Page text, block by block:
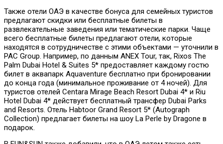
Также отели ОАЭ в качестве бонуса для семейных туристов
предлагают скидки или бесплатные билеты в
развлекательные заведения или тематические парки. Чаще
всего бесплатные билеты предлагают отели, которые
находятся в сотрудничестве с этими объектами — уточнили в
PAC Group. Например, по данным ANEX Tour, так, Rixos The
Palm Dubai Hotel & Suites 5* предоставляет каждому гостю
билет в аквапарк Aquaventure бесплатно при бронировании
до конца года (минимальное проживание от 4 ночей). Для
туристов отелей Centara Mirage Beach Resort Dubai 4* и Riu
Hotel Dubai 4* действует бесплатный трансфер Dubai Parks
and Resorts. Отель Habtoor Grand Resort 5* (Autograph
Collection) предлагает билеты на шоу La Perle by Dragone в
подарок.